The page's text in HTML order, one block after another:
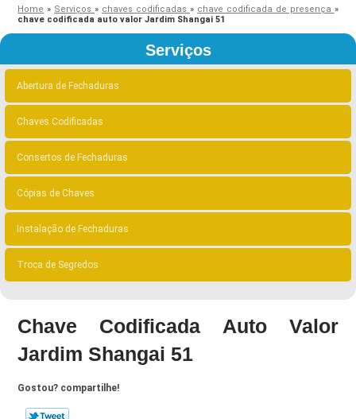
Home » Serviços» chaves codificadas » chave codificada de presença »
chave codificada auto valor Jardim Shangai 51
Serviços
Abertura de Fechaduras
Chaves Codificadas
Consertos de Fechaduras
Cópias de Chaves
Instalação de Fechaduras
Troca de Segredos
Chave Codificada Auto Valor
Jardim Shangai 51
Gostou? compartilhe!